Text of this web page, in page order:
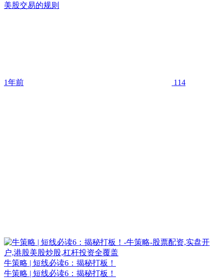
美股交易的规则
1年前 114
牛策略 | 短线必读6：揭秘打板！
牛策略 | 短线必读6：揭秘打板！